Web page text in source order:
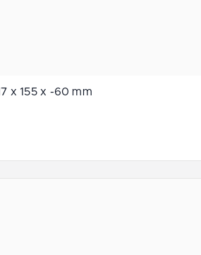
x 155 x -60 mm